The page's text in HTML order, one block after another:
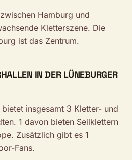
Hamburg und
Kletterszene. Die
ist das Zentrum.
IN DER LÜNEBURGER
insgesamt 3 Kletter- und
1 davon bieten Seilklettern
Zusätzlich gibt es 1
Fans.